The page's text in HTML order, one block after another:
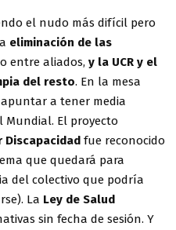
el nudo más difícil pero
eliminación de las
entre aliados, y la UCR y el
del resto. En la mesa
a tener media
Mundial. El proyecto
Discapacidad fue reconocido
que quedará para
del colectivo que podría
La Ley de Salud
sin fecha de sesión. Y